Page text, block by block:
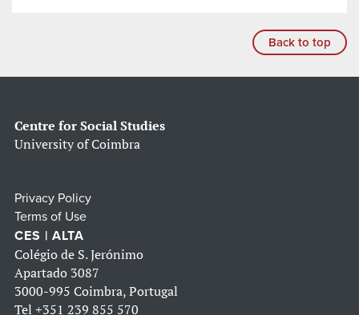
Back to top
Centre for Social Studies
University of Coimbra
Privacy Policy
Terms of Use
CES | ALTA
Colégio de S. Jerónimo
Apartado 3087
3000-995 Coimbra, Portugal
Tel +351 239 855 570